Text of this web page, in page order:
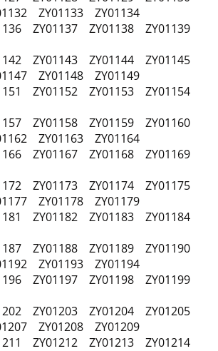
ZY01133 ZY01134
ZY01137 ZY01138 ZY01139
ZY01143 ZY01144 ZY01145
ZY01148 ZY01149
ZY01152 ZY01153 ZY01154
ZY01158 ZY01159 ZY01160
ZY01163 ZY01164
ZY01167 ZY01168 ZY01169
ZY01173 ZY01174 ZY01175
ZY01178 ZY01179
ZY01182 ZY01183 ZY01184
ZY01188 ZY01189 ZY01190
ZY01193 ZY01194
ZY01197 ZY01198 ZY01199
ZY01203 ZY01204 ZY01205
ZY01208 ZY01209
ZY01212 ZY01213 ZY01214